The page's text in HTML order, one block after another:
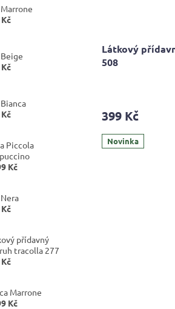
Piccola
Kč
přídavný
tracolla 277
Marrone
Kč
Látkový
508
399 Kč
Novinka